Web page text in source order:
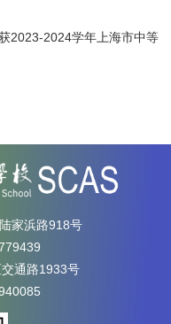
2023-2024学年上海市中等
家浜路918号
通路1933号